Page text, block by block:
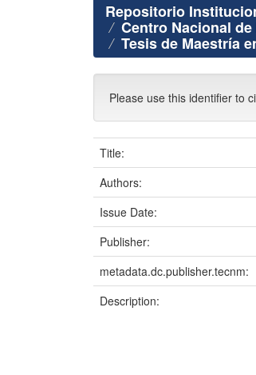
Repositorio
Centro Nacional
Tesis de Maestría
Please use this identifier to
Title:
Authors:
Issue Date:
Publisher:
metadata.dc.publisher.tecnm:
Description: